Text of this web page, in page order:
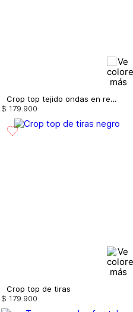
Crop top tejido ondas en relieve
$ 179.900
Crop top de tiras
$ 179 900